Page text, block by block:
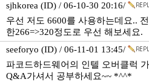
sjhkorea (ID) / 06-10-30 20:16/
우선 저도 6600를 사용하는데요..
한266=>320정도로 우선 해보세요.
seeforyo (ID) / 06-11-01 13:45/
파코드하드웨어의 인텔 오버클럭
Q&A가셔서 공부하세요~~ *^^*